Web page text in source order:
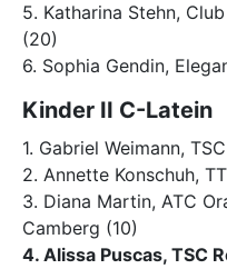
5. Katharina Stehn,
(20)
6. Sophia Gendin,
Kinder II C-Latein
1. Gabriel Weimann,
2. Annette Konschuh,
3. Diana Martin, ATC
Camberg (10)
4. Alissa Puscas, TSC